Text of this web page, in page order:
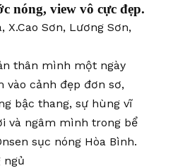
nóng, view vô cực đẹp.
Sơn, Lương Sơn,
thân mình một ngày
cảnh đẹp đơn sơ,
bậc thang, sự hùng vĩ
và ngâm mình trong bể
sục nóng Hòa Bình.
ngủ